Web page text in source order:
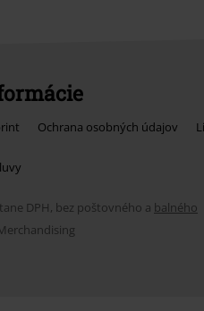
Ochrana osobných údajov
DPH, bez poštovného a balného